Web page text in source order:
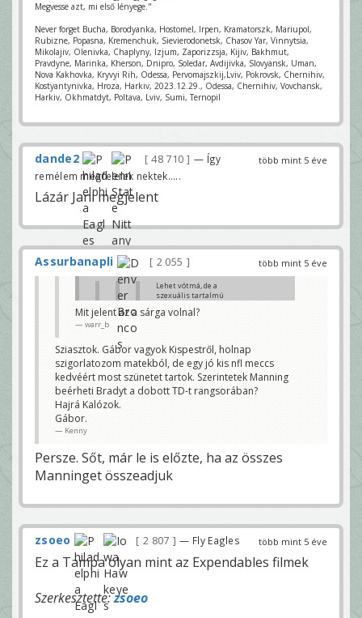
Megvesse azt, mi első lényege."
Never forget Bucha, Borodyanka, Hostomel, Irpen, Kramatorszk, Mariupol,
Rubizne, Popasna, Kremenchuk, Sievierodonetsk, Chasov Yar, Vinnytsia,
Mikolajiv, Olenivka, Chaplyny, Izjum, Zaporizzsja, Kijiv, Bakhmut,
Pravdyne, Marinka, Kherson, Dnipro, Soledar, Avdijivka, Slovyansk, Uman,
Nova Kakhovka, Kryvyi Rih, Odessa, Pervomajszkij,Lviv, Pokrovsk, Chernihiv,
Kostyantynivka, Hroza, Harkiv, 2023.12.29., Odessa, Chernihiv, Vovchansk,
Harkiv, Okhmatdyt, Poltava, Lviv, Sumi, Ternopil
több mint 5 éve
dande2 48 710
— Így
remélem megfelelek nektek.....
Lázár Jani megjelent
több mint 5 éve
Assurbanapli 2 055
Lehet vótmá, de a
szexuális tartalmú
tartalmú képbe vagy
egy ilyen meccsen csak
szakmázgatás jöhet
You mean hogy Brady most akkor kiégett-
a következőt
r.baggio
Mit jelent az a sárga volnal?
warr_b
Sziasztok. Gábor vagyok Kispestről, holnap
szigorlatozom matekból, de egy jó kis nfl meccs
kedvéért most szünetet tartok. Szerintetek Manning
beérheti Bradyt a dobott TD-t rangsorában?
Hajrá Kalózok.
Gábor.
Kenny
Persze. Sőt, már le is előzte, ha az összes
Manninget összeadjuk
több mint 5 éve
zsoeo 2 807 — Fly Eagles
Ez a Tampa olyan mint az Expendables filmek
Szerkesztette:zsoeo